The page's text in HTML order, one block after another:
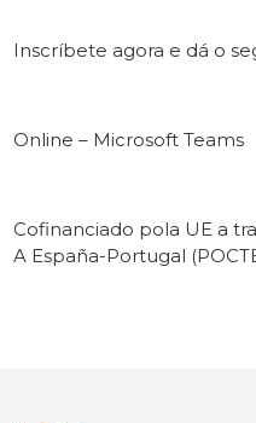
Inscríbete agora e dá o
Online – Microsoft Teams
Cofinanciado pola UE a
A España-Portugal